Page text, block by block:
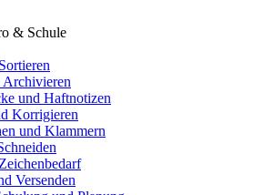
& Schule
Archivieren
und Haftnotizen
Korrigieren
und Klammern
Versenden